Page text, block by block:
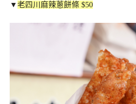
▼老四川麻辣蔥餅條 $50